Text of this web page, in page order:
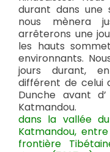
durant dans une
nous mènera
arrêterons une
les hauts
environnants.
jours durant,
différent de celui
Dunche avant
dans la vallée
Katmandou,
frontière